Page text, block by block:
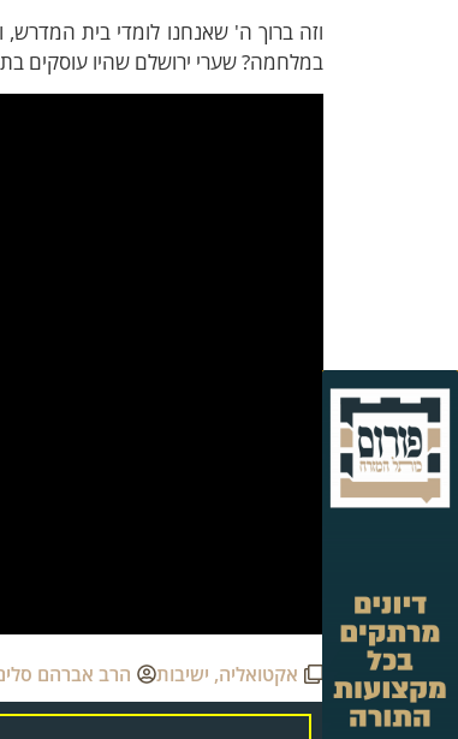
וזה ברוך ה' שאנחנו לומדי בית המדרש,
במלחמה? שערי ירושלם שהיו עוסקים
אקטואליה, ישיבות הרב אברהם